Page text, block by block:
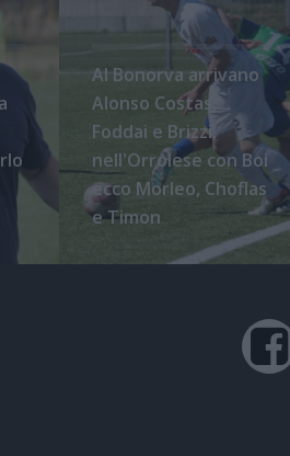
Al Bonorva arrivano
Alonso Costas,
Foddai e Brizzi,
nell'Orrolese con Boi
ecco Morleo, Choflas
e Timon